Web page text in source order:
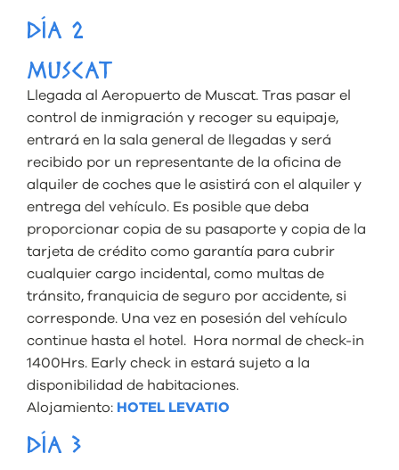
DÍA 2
MUSCAT
Llegada al Aeropuerto de Muscat. Tras pasar el
control de inmigración y recoger su equipaje,
entrará en la sala general de llegadas y será
recibido por un representante de la oficina de
alquiler de coches que le asistirá con el alquiler y
entrega del vehículo. Es posible que deba
proporcionar copia de su pasaporte y copia de la
tarjeta de crédito como garantía para cubrir
cualquier cargo incidental, como multas de
tránsito, franquicia de seguro por accidente, si
corresponde. Una vez en posesión del vehículo
continue hasta el hotel. Hora normal de check-in
1400Hrs. Early check in estará sujeto a la
disponibilidad de habitaciones.
Alojamiento: HOTEL LEVATIO
DÍA 3